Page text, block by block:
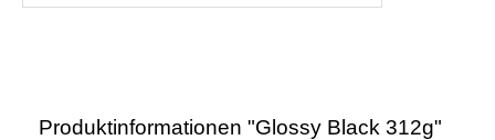
Produktinformationen "Glossy Black 312g"